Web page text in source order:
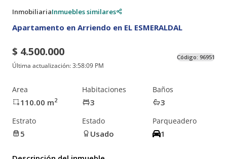
InmobiliariaInmuebles similares
Apartamento en Arriendo en EL ESMERALDAL
$ 4.500.000
Última actualización:3:58:09 PM
Código: 96951
Area
110.00 m2
Habitaciones
3
Baños
3
Estrato
5
Estado
Usado
Parqueadero
1